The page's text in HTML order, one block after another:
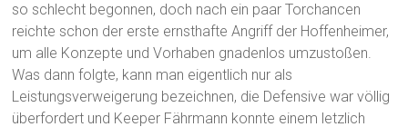
so schlecht begonnen, doch nach ein paar Torchancen
reichte schon der erste ernsthafte Angriff der Hoffenheimer,
um alle Konzepte und Vorhaben gnadenlos umzustoßen.
Was dann folgte, kann man eigentlich nur als
Leistungsverweigerung bezeichnen, die Defensive war völlig
überfordert und Keeper Fährmann konnte einem letzlich